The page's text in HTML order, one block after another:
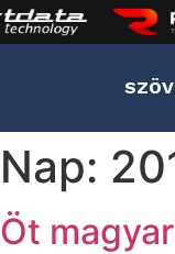
Nap:
Öt